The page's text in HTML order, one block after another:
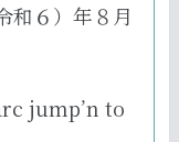
和６）年８月
jump’n to